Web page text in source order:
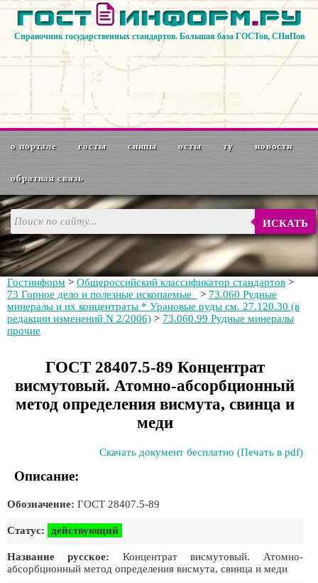
Справочник государственных стандартов. Большая база ГОСТов, СНиПов
о портале госты снипы осты ту новости
обратная связь
ИСКАТЬ
Гостинформ > Общероссийский классификатор стандартов >
73 Горное дело и полезные ископаемые
> 73.060 Рудные
минералы и их концентраты * Урановые руды см. 27.120.30 (в
редакции изменений N 2/2006) > 73.060.99 Рудные минералы
прочие
ГОСТ 28407.5-89 Концентрат
висмутовый. Атомно-абсорбционный
метод определения висмута, свинца и
меди
Скачать документ бесплатно (Печать в pdf)
Описание:
Обозначение: ГОСТ 28407.5-89
Статус: действующий
Название русское: Концентрат висмутовый. Атомно-
абсорбционный метод определения висмута, свинца и меди